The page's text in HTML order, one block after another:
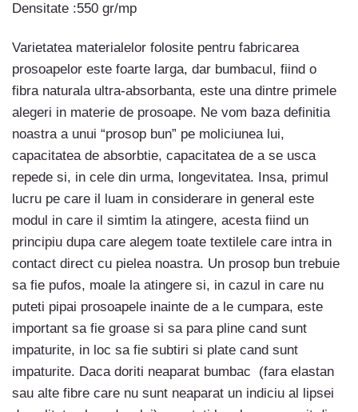
Densitate :550 gr/mp
Varietatea materialelor folosite pentru fabricarea
prosoapelor este foarte larga, dar bumbacul, fiind o
fibra naturala ultra-absorbanta, este una dintre primele
alegeri in materie de prosoape. Ne vom baza definitia
noastra a unui “prosop bun” pe moliciunea lui,
capacitatea de absorbtie, capacitatea de a se usca
repede si, in cele din urma, longevitatea. Insa, primul
lucru pe care il luam in considerare in general este
modul in care il simtim la atingere, acesta fiind un
principiu dupa care alegem toate textilele care intra in
contact direct cu pielea noastra. Un prosop bun trebuie
sa fie pufos, moale la atingere si, in cazul in care nu
puteti pipai prosoapele inainte de a le cumpara, este
important sa fie groase si sa para pline cand sunt
impaturite, in loc sa fie subtiri si plate cand sunt
impaturite. Daca doriti neaparat bumbac (fara elastan
sau alte fibre care nu sunt neaparat un indiciu al lipsei